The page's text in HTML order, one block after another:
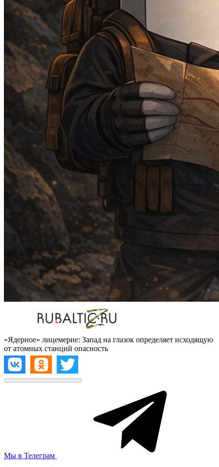
«Ядерное» лицемерие: Запад на глазок определяет исходящую
от атомных станций опасность
Мы в Телеграм